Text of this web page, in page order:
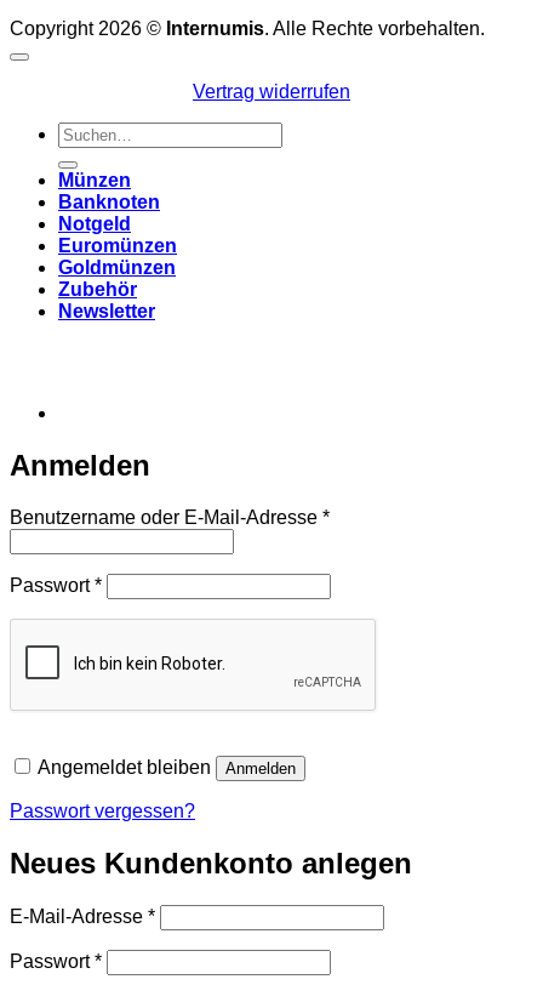
Copyright 2026 © Internumis. Alle Rechte vorbehalten.
Vertrag widerrufen
Suchen
nach:
Münzen
Banknoten
Notgeld
Euromünzen
Goldmünzen
Zubehör
Newsletter
Anmelden
Benutzername oder E-Mail-Adresse *Erforderlich
Passwort*Erforderlich
Angemeldet bleiben Anmelden
Passwort vergessen?
Neues Kundenkonto anlegen
E-Mail-Adresse *Erforderlich
Passwort*Erforderlich